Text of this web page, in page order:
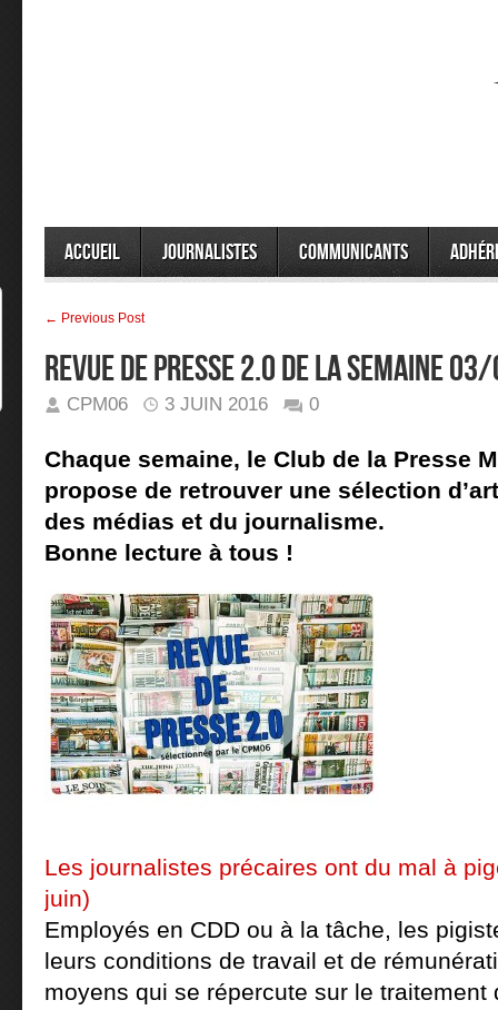
Accueil Journalistes Communicants
← Previous Post
Revue de presse 2.0 de la semaine
CPM06 3 JUIN 2016 0
Chaque semaine, le Club de la Presse
propose de retrouver une sélection
des médias et du journalisme.
Bonne lecture à tous !
Les journalistes précaires ont du mal à
juin)
Employés en CDD ou à la tâche, les
leurs conditions de travail et de
moyens qui se répercute sur le traitement